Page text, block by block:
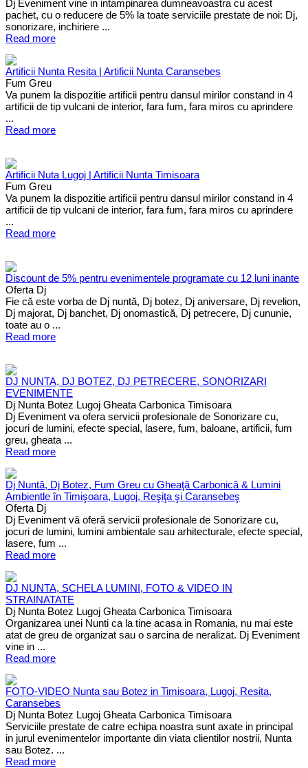
Dj Eveniment vine in intampinarea dumneavoastra cu acest
pachet, cu o reducere de 5% la toate serviciile prestate de noi: Dj,
sonorizare, inchiriere ...
Read more
Artificii Nunta Resita | Artificii Nunta Caransebes
Fum Greu
Va punem la dispozitie artificii pentru dansul mirilor constand in 4
artificii de tip vulcani de interior, fara fum, fara miros cu aprindere
...
Read more
Artificii Nuta Lugoj | Artificii Nunta Timisoara
Fum Greu
Va punem la dispozitie artificii pentru dansul mirilor constand in 4
artificii de tip vulcani de interior, fara fum, fara miros cu aprindere
...
Read more
Discount de 5% pentru evenimentele programate cu 12 luni inante
Oferta Dj
Fie că este vorba de Dj nuntă, Dj botez, Dj aniversare, Dj revelion,
Dj majorat, Dj banchet, Dj onomastică, Dj petrecere, Dj cununie,
toate au o ...
Read more
DJ NUNTA, DJ BOTEZ, DJ PETRECERE, SONORIZARI
EVENIMENTE
Dj Nunta Botez Lugoj Gheata Carbonica Timisoara
Dj Eveniment va ofera servicii profesionale de Sonorizare cu,
jocuri de lumini, efecte special, lasere, fum, baloane, artificii, fum
greu, gheata ...
Read more
Dj Nuntă, Dj Botez, Fum Greu cu Gheaţă Carbonică & Lumini
Ambientle în Timişoara, Lugoj, Reşiţa şi Caransebeş
Oferta Dj
Dj Eveniment vă oferă servicii profesionale de Sonorizare cu,
jocuri de lumini, lumini ambientale sau arhitecturale, efecte special,
lasere, fum ...
Read more
DJ NUNTA, SCHELA LUMINI, FOTO & VIDEO IN
STRAINATATE
Dj Nunta Botez Lugoj Gheata Carbonica Timisoara
Organizarea unei Nunti ca la tine acasa in Romania, nu mai este
atat de greu de organizat sau o sarcina de neralizat. Dj Eveniment
vine in ...
Read more
FOTO-VIDEO Nunta sau Botez in Timisoara, Lugoj, Resita,
Caransebes
Dj Nunta Botez Lugoj Gheata Carbonica Timisoara
Serviciile prestate de catre echipa noastra sunt axate in principal
in jurul evenimentelor importante din viata clientilor nostrii, Nunta
sau Botez. ...
Read more